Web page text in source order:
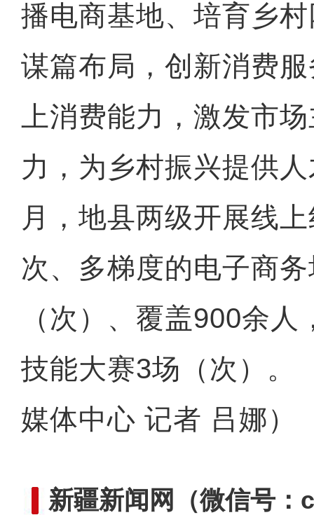
播电商基地、培育乡
谋篇布局，创新消费
上消费能力，激发市
力，为乡村振兴提供
月，地县两级开展线
次、多梯度的电子商
（次）、覆盖900余
技能大赛3场（次）。
媒体中心 记者 吕娜）
新疆新闻网 （微信号